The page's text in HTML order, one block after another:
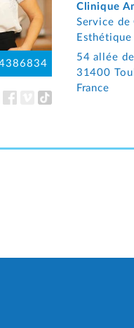
Clinique
Service
Esthétique
54 allée
31400
France